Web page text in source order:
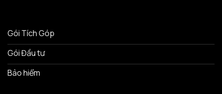
Gói Tích Góp
Gói Đầu tư
Bảo hiểm